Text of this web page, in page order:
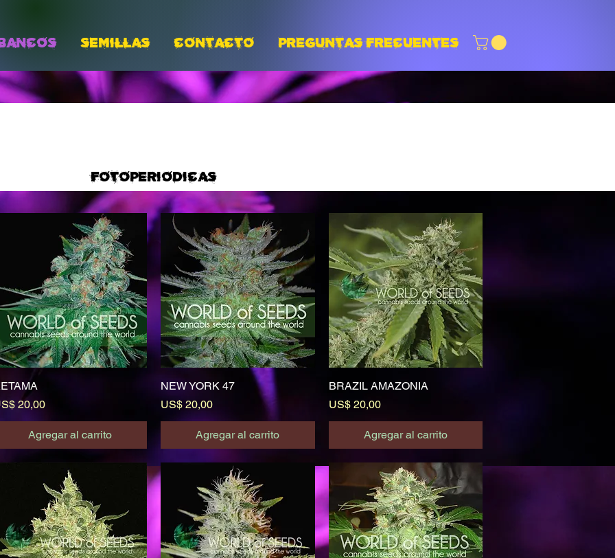
Semillas CONTACTO PREGUNTAS FRECUENTES
FOTOPERIODICAS
20,00
Agregar al carrito
Vista rápida
NEW YORK 47
Precio
US$ 20,00
Agregar al carrito
Vista rápida
BRAZIL AMAZONIA
Precio
US$ 20,00
Agregar al carrito